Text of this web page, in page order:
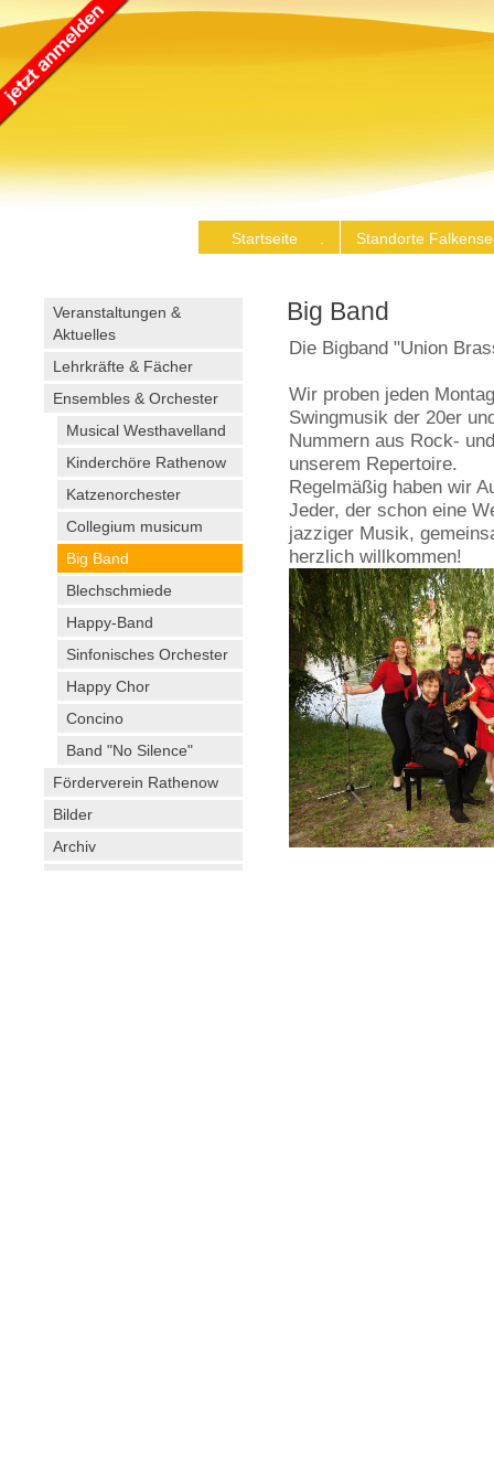
Startseite . Standorte
Veranstaltungen &
Aktuelles
Lehrkräfte & Fächer
Ensembles & Orchester
Musical Westhavelland
Kinderchöre Rathenow
Katzenorchester
Collegium musicum
Big Band
Blechschmiede
Happy-Band
Sinfonisches Orchester
Happy Chor
Concino
Band "No Silence"
Förderverein Rathenow
Bilder
Archiv
Big Band
Die Bigband "Union
Wir proben jeden
Swingmusik der 20er
Nummern aus Rock-
unserem Repertoire.
Regelmäßig haben wir
Jeder, der schon eine
jazziger Musik,
herzlich willkommen!